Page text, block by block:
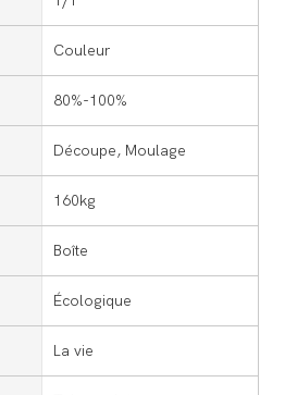
Couleur
80%-100%
Découpe, Moulage
160kg
Boîte
Écologique
La vie